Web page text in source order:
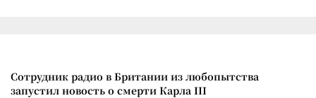
Сотрудник радио в Британии из любопытства
запустил новость о смерти Карла III